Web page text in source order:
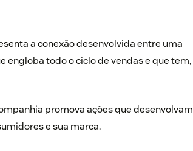
a conexão desenvolvida entre uma
engloba todo o ciclo de vendas e que tem,
promova ações que desenvolvam
e sua marca.